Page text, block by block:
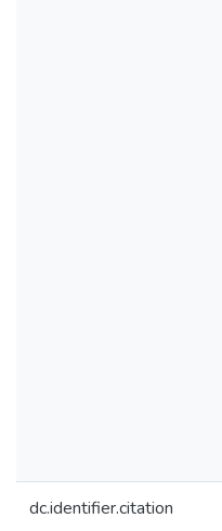
dc.identifier.citation